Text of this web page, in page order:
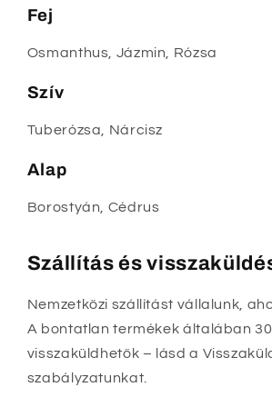
Fej
Osmanthus, Jázmin, Rózsa
Szív
Tuberózsa, Nárcisz
Alap
Borostyán, Cédrus
Szállítás és
Nemzetközi szállítást vállalunk,
A bontatlan termékek általában 30
visszaküldhetők – lásd a
szabályzatunkat.